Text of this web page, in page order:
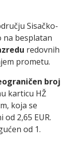
Sisačko-
na besplatan
redovnih
prometu.
broj
karticu HŽ
koja se
2,65 EUR.
od 1.